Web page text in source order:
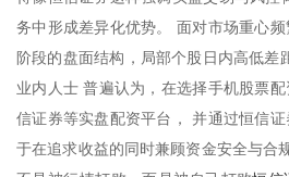
务中形成差异化优势。 面对市场重心
阶段的盘面结构，局部个股日内高低差
业内人士 普遍认为，在选择手机股票
信证券等实盘配资平台， 并通过恒信
于在追求收益的同时兼顾资金安全与合